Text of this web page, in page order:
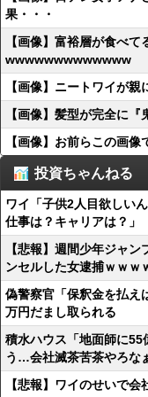
果・・・
【画像】富裕層が食べ
wwwwwwwwwwwww
【画像】ニートワイが
【画像】髪型が完全に
【画像】お前らこの画
投資ちゃんねる
ワイ「子供2人目欲しい
仕事は？キャリアは？」
【悲報】週間少年ジャ
ンセルした女逮捕ｗｗｗ
偽警察官「保釈金を払え
万円だまし取られる
積水ハウス「地面師に
う…会社滅茶苦茶やろな
【悲報】ワイのせいで